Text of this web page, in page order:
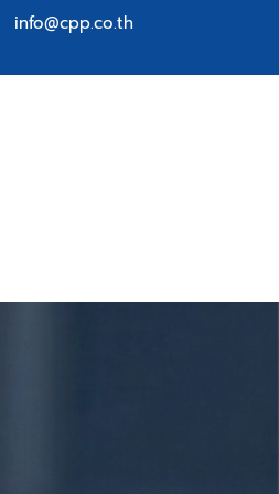
info@cpp.co.th